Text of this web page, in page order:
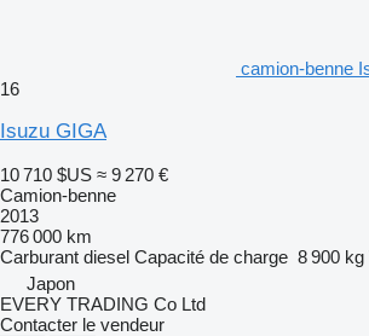
camion-benne
16
Isuzu GIGA
10 710 $US ≈ 9 270 €
Camion-benne
2013
776 000 km
Carburant diesel Capacité de charge 8 900 kg
Japon
EVERY TRADING Co Ltd
Contacter le vendeur